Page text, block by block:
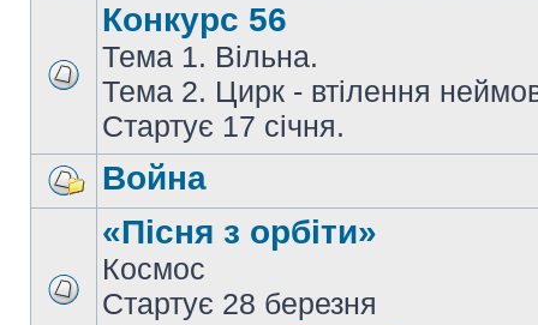
Конкурс 56
Тема 1. Вільна.
Тема 2. Цирк - втілення
Стартує 17 січня.
Война
«Пісня з орбіти»
Космос
Стартує 28 березня